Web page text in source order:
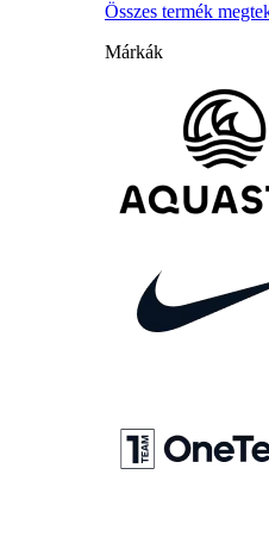
Összes termék
Márkák